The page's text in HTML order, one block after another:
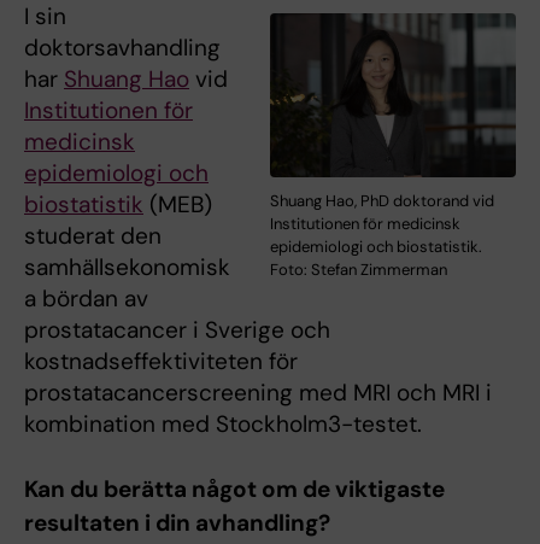
Shuang Hao, PhD doktorand vid
Institutionen för medicinsk
epidemiologi och biostatistik.
Foto: Stefan Zimmerman
I sin
doktorsavhandling
har Shuang Hao vid
Institutionen för
medicinsk
epidemiologi och
biostatistik (MEB)
studerat den
samhällsekonomisk
a bördan av
prostatacancer i Sverige och
kostnadseffektiviteten för
prostatacancerscreening med MRI och MRI i
kombination med Stockholm3-testet.
Kan du berätta något om de viktigaste
resultaten i din avhandling?